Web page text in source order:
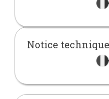
Notice technique